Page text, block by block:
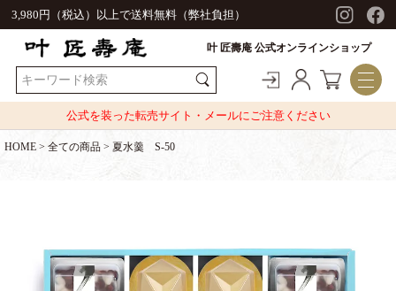
3,980円（税込）以上で送料無料（弊社負担）
叶 匠壽庵 公式オンラインショップ
公式を装った転売サイト・メールにご注意ください
HOME 全ての商品 夏水羹 S-50